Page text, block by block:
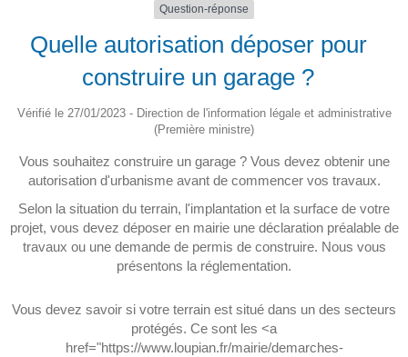
Question-réponse
Quelle autorisation déposer pour
construire un garage ?
Vérifié le 27/01/2023 - Direction de l'information légale et administrative
(Première ministre)
Vous souhaitez construire un garage ? Vous devez obtenir une
autorisation d'urbanisme avant de commencer vos travaux.
Selon la situation du terrain, l'implantation et la surface de votre
projet, vous devez déposer en mairie une déclaration préalable de
travaux ou une demande de permis de construire. Nous vous
présentons la réglementation.
Vous devez savoir si votre terrain est situé dans un des secteurs
protégés. Ce sont les <a
href="https://www.loupian.fr/mairie/demarches-